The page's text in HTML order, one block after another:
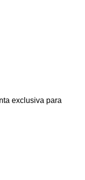
exclusiva para